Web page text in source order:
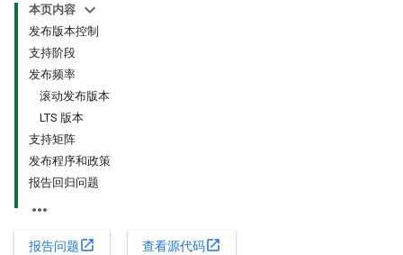
本页内容
发布版本控制
支持阶段
发布频率
滚动发布版本
LTS 版本
支持矩阵
发布程序和政策
报告回归问题
报告问题open_in_new 查看源代码open_in_new